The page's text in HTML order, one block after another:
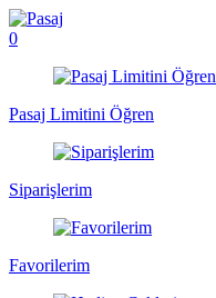
0
Pasaj Limitini Öğren
Siparişlerim
Favorilerim